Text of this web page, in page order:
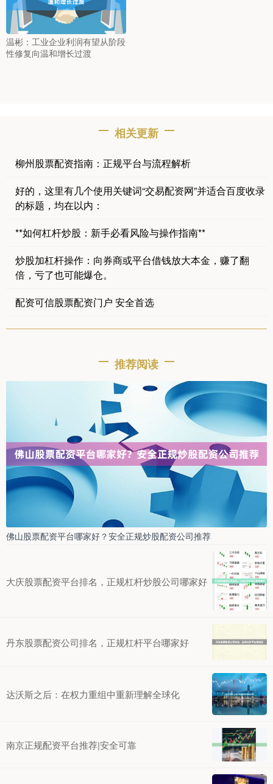
温彬：工业企业利润有望从阶段
性修复向温和增长过渡
相关更新
柳州股票配资指南：正规平台与流程解析
好的，这里有几个使用关键词“交易配资网”并适合百度收录
的标题，均在以内：
**如何杠杆炒股：新手必看风险与操作指南**
炒股加杠杆操作：向券商或平台借钱放大本金，赚了翻
倍，亏了也可能爆仓。
配资可信股票配资门户 安全首选
推荐阅读
佛山股票配资平台哪家好？安全正规炒股配资公司推荐
大庆股票配资平台排名，正规杠杆炒股公司哪家好
丹东股票配资公司排名，正规杠杆平台哪家好
达沃斯之后：在权力重组中重新理解全球化
南京正规配资平台推荐|安全可靠